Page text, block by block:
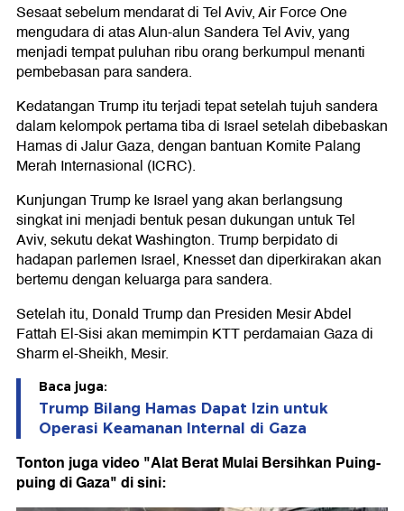
Sesaat sebelum mendarat di Tel Aviv, Air Force One
mengudara di atas Alun-alun Sandera Tel Aviv, yang
menjadi tempat puluhan ribu orang berkumpul menanti
pembebasan para sandera.
Kedatangan Trump itu terjadi tepat setelah tujuh sandera
dalam kelompok pertama tiba di Israel setelah dibebaskan
Hamas di Jalur Gaza, dengan bantuan Komite Palang
Merah Internasional (ICRC).
Kunjungan Trump ke Israel yang akan berlangsung
singkat ini menjadi bentuk pesan dukungan untuk Tel
Aviv, sekutu dekat Washington. Trump berpidato di
hadapan parlemen Israel, Knesset dan diperkirakan akan
bertemu dengan keluarga para sandera.
Setelah itu, Donald Trump dan Presiden Mesir Abdel
Fattah El-Sisi akan memimpin KTT perdamaian Gaza di
Sharm el-Sheikh, Mesir.
Baca juga:
Trump Bilang Hamas Dapat Izin untuk
Operasi Keamanan Internal di Gaza
Tonton juga video "Alat Berat Mulai Bersihkan Puing-
puing di Gaza" di sini: